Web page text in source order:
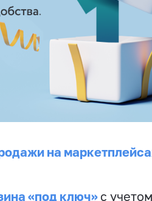
на
«под ключ» с учетом